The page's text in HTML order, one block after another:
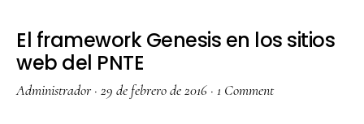
El framework Genesis en los sitios
web del PNTE
Administrador · 29 de febrero de 2016 · 1 Comment